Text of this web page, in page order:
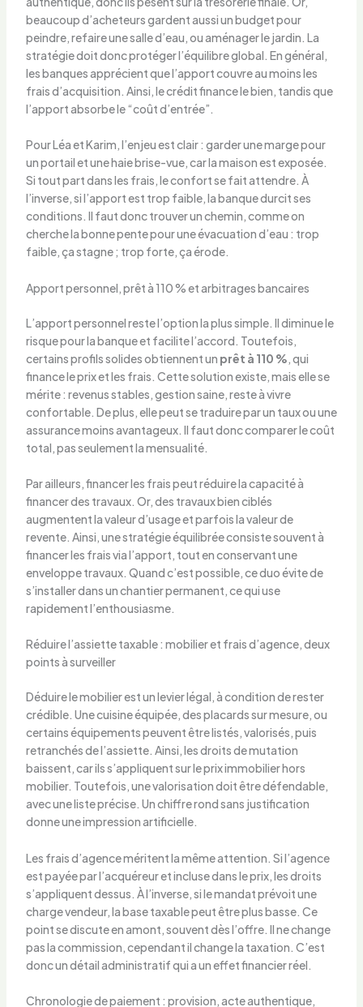
beaucoup d’acheteurs gardent aussi un budget pour
peindre, refaire une salle d’eau, ou aménager le jardin. La
stratégie doit donc protéger l’équilibre global. En général,
les banques apprécient que l’apport couvre au moins les
frais d’acquisition. Ainsi, le crédit finance le bien, tandis que
l’apport absorbe le “coût d’entrée”.
Pour Léa et Karim, l’enjeu est clair : garder une marge pour
un portail et une haie brise-vue, car la maison est exposée.
Si tout part dans les frais, le confort se fait attendre. À
l’inverse, si l’apport est trop faible, la banque durcit ses
conditions. Il faut donc trouver un chemin, comme on
cherche la bonne pente pour une évacuation d’eau : trop
faible, ça stagne ; trop forte, ça érode.
Apport personnel, prêt à 110 % et arbitrages bancaires
L’apport personnel reste l’option la plus simple. Il diminue le
risque pour la banque et facilite l’accord. Toutefois,
certains profils solides obtiennent un prêt à 110 %, qui
finance le prix et les frais. Cette solution existe, mais elle se
mérite : revenus stables, gestion saine, reste à vivre
confortable. De plus, elle peut se traduire par un taux ou une
assurance moins avantageux. Il faut donc comparer le coût
total, pas seulement la mensualité.
Par ailleurs, financer les frais peut réduire la capacité à
financer des travaux. Or, des travaux bien ciblés
augmentent la valeur d’usage et parfois la valeur de
revente. Ainsi, une stratégie équilibrée consiste souvent à
financer les frais via l’apport, tout en conservant une
enveloppe travaux. Quand c’est possible, ce duo évite de
s’installer dans un chantier permanent, ce qui use
rapidement l’enthousiasme.
Réduire l’assiette taxable : mobilier et frais d’agence, deux
points à surveiller
Déduire le mobilier est un levier légal, à condition de rester
crédible. Une cuisine équipée, des placards sur mesure, ou
certains équipements peuvent être listés, valorisés, puis
retranchés de l’assiette. Ainsi, les droits de mutation
baissent, car ils s’appliquent sur le prix immobilier hors
mobilier. Toutefois, une valorisation doit être défendable,
avec une liste précise. Un chiffre rond sans justification
donne une impression artificielle.
Les frais d’agence méritent la même attention. Si l’agence
est payée par l’acquéreur et incluse dans le prix, les droits
s’appliquent dessus. À l’inverse, si le mandat prévoit une
charge vendeur, la base taxable peut être plus basse. Ce
point se discute en amont, souvent dès l’offre. Il ne change
pas la commission, cependant il change la taxation. C’est
donc un détail administratif qui a un effet financier réel.
Chronologie de paiement : provision, acte authentique,